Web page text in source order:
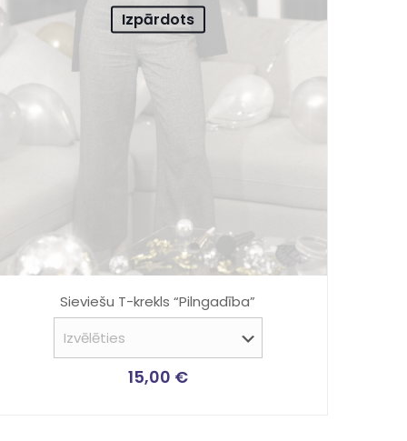
Izpārdots
Sieviešu T-krekls “Pilngadība”
15,00 €